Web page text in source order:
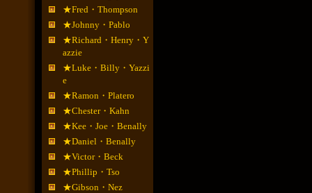
★Fred・Thompson
★Johnny・Pablo
★Richard・Henry・Y
azzie
★Luke・Billy・Yazzi
e
★Ramon・Platero
★Chester・Kahn
★Kee・Joe・Benally
★Daniel・Benally
★Victor・Beck
★Phillip・Tso
★Gibson・Nez